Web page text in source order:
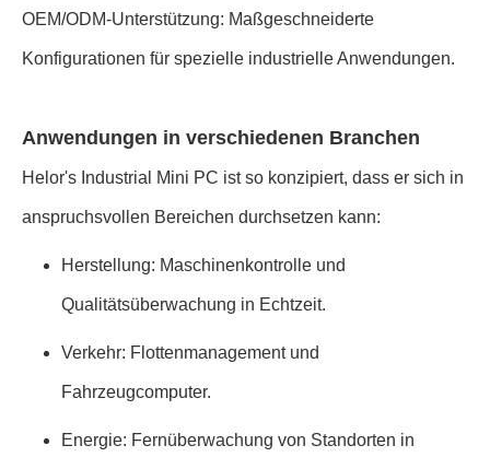
OEM/ODM-Unterstützung: Maßgeschneiderte
Konfigurationen für spezielle industrielle Anwendungen.
Anwendungen in verschiedenen Branchen
Helor's Industrial Mini PC ist so konzipiert, dass er sich in
anspruchsvollen Bereichen durchsetzen kann:
Herstellung: Maschinenkontrolle und
Qualitätsüberwachung in Echtzeit.
Verkehr: Flottenmanagement und
Fahrzeugcomputer.
Energie: Fernüberwachung von Standorten in